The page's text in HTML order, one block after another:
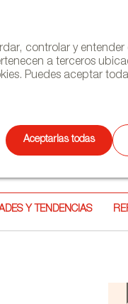
controlar y
a terceros
Puedes aceptar
Aceptarlas todas
Y TENDENCIAS